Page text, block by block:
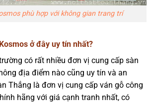
phù hợp với không gian trang trí
ở đây uy tín nhất?
có rất nhiều đơn vị cung cấp sàn
địa điểm nào cũng uy tín và an
Thắng là đơn vị cung cấp ván gỗ công
hãng với giá cạnh tranh nhất, có